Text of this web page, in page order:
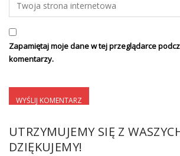
Zapamiętaj moje dane w tej przeglądarce
komentarzy.
UTRZYMUJEMY SIĘ Z
DZIĘKUJEMY!